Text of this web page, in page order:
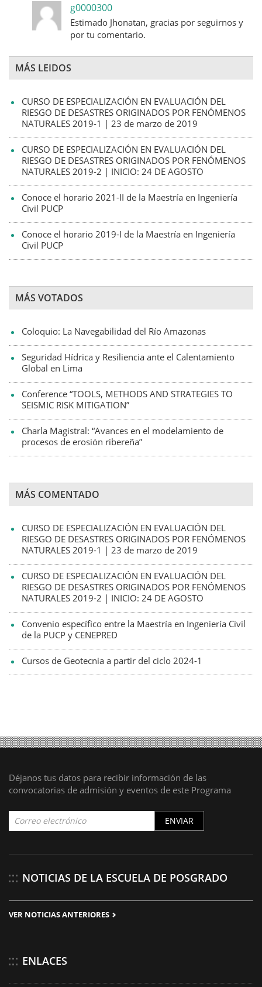
g0000300
Estimado Jhonatan, gracias por seguirnos y
por tu comentario.
MÁS LEIDOS
CURSO DE ESPECIALIZACIÓN EN EVALUACIÓN DEL
RIESGO DE DESASTRES ORIGINADOS POR FENÓMENOS
NATURALES 2019-1 | 23 de marzo de 2019
CURSO DE ESPECIALIZACIÓN EN EVALUACIÓN DEL
RIESGO DE DESASTRES ORIGINADOS POR FENÓMENOS
NATURALES 2019-2 | INICIO: 24 DE AGOSTO
Conoce el horario 2021-II de la Maestría en Ingeniería
Civil PUCP
Conoce el horario 2019-I de la Maestría en Ingeniería
Civil PUCP
MÁS VOTADOS
Coloquio: La Navegabilidad del Río Amazonas
Seguridad Hídrica y Resiliencia ante el Calentamiento
Global en Lima
Conference “TOOLS, METHODS AND STRATEGIES TO
SEISMIC RISK MITIGATION”
Charla Magistral: “Avances en el modelamiento de
procesos de erosión ribereña”
MÁS COMENTADO
CURSO DE ESPECIALIZACIÓN EN EVALUACIÓN DEL
RIESGO DE DESASTRES ORIGINADOS POR FENÓMENOS
NATURALES 2019-1 | 23 de marzo de 2019
CURSO DE ESPECIALIZACIÓN EN EVALUACIÓN DEL
RIESGO DE DESASTRES ORIGINADOS POR FENÓMENOS
NATURALES 2019-2 | INICIO: 24 DE AGOSTO
Convenio específico entre la Maestría en Ingeniería Civil
de la PUCP y CENEPRED
Cursos de Geotecnia a partir del ciclo 2024-1
Déjanos tus datos para recibir información de las
convocatorias de admisión y eventos de este Programa
ENVIAR
NOTICIAS DE LA ESCUELA DE POSGRADO
VER NOTICIAS ANTERIORES
ENLACES